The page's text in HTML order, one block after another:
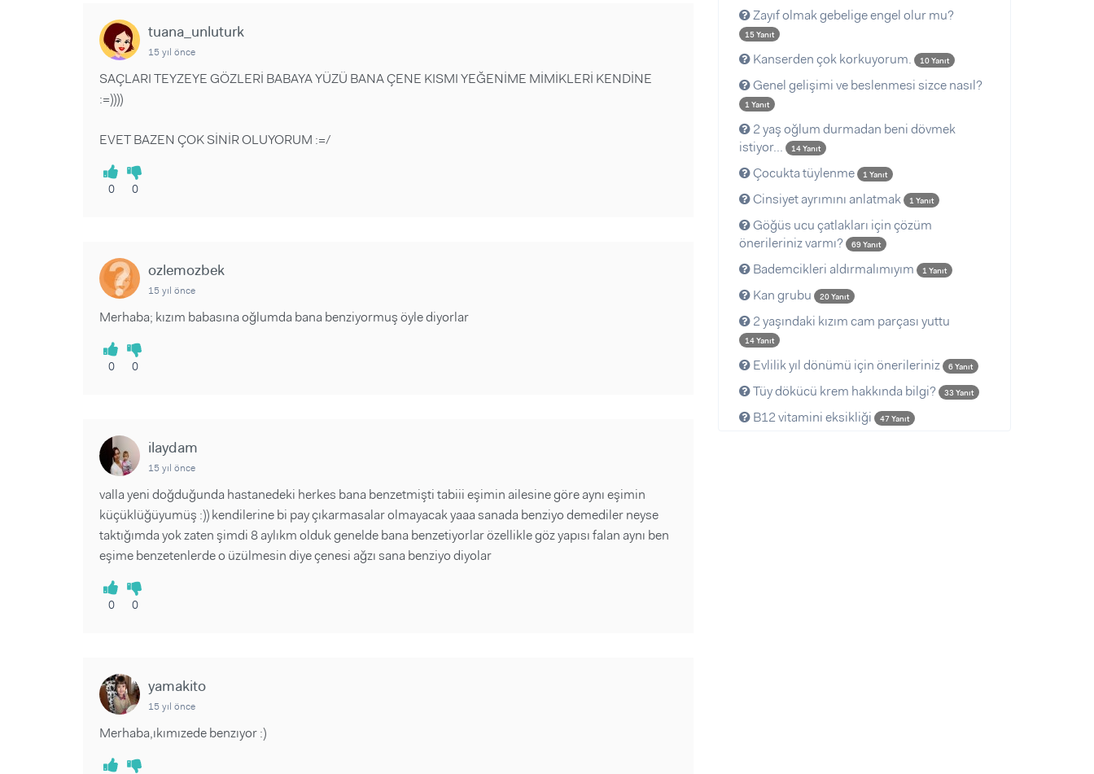
Videolar
tuana_unluturk
15 yıl önce
SAÇLARI TEYZEYE GÖZLERİ BABAYA YÜZÜ BANA ÇENE KISMI YEĞENİME MİMİKLERİ KENDİNE
:=))))
EVET BAZEN ÇOK SİNİR OLUYORUM :=/
0 0
ozlemozbek
15 yıl önce
Merhaba; kızım babasına oğlumda bana benziyormuş öyle diyorlar
0 0
ilaydam
15 yıl önce
valla yeni doğduğunda hastanedeki herkes bana benzetmişti tabiii eşimin ailesine göre aynı eşimin
küçüklüğüyumüş :)) kendilerine bi pay çıkarmasalar olmayacak yaaa sanada benziyo demediler neyse
taktığımda yok zaten şimdi 8 aylıkm olduk genelde bana benzetiyorlar özellikle göz yapısı falan aynı ben
eşime benzetenlerde o üzülmesin diye çenesi ağzı sana benziyo diyolar
0 0
yamakito
15 yıl önce
Merhaba,ıkımızede benzıyor :)
Zayıf olmak gebelige engel olur mu?
15 Yanıt
Kanserden çok korkuyorum. 10 Yanıt
Genel gelişimi ve beslenmesi sizce nasıl?
1 Yanıt
2 yaş oğlum durmadan beni dövmek
istiyor...
14 Yanıt
Çocukta tüylenme 1 Yanıt
Cinsiyet ayrımını anlatmak 1 Yanıt
Göğüs ucu çatlakları için çözüm
önerileriniz varmı?
69 Yanıt
Bademcikleri aldırmalımıyım 1 Yanıt
Kan grubu 20 Yanıt
2 yaşındaki kızım cam parçası yuttu
14 Yanıt
Evlilik yıl dönümü için önerileriniz 6 Yanıt
Tüy dökücü krem hakkında bilgi? 33 Yanıt
B12 vitamini eksikliği 47 Yanıt